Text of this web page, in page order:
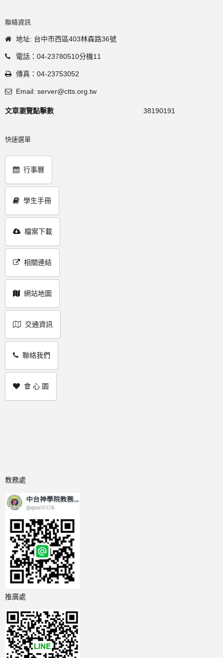
聯絡資訊
地址: 台中市西區403林森路36號
電話：04-23780510分機11
傳真：04-23753052
Email: server@ctts.org.tw
文章瀏覽點擊數 38190191
快速選單
行事曆
學生手冊
檔案下載
相關連結
網站地圖
交通資訊
聯絡我們
會 心 園
教務處
推廣處